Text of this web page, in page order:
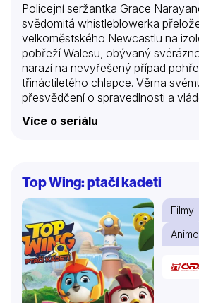
Policejní seržantka Grace
svědomitá whistleblowerka
velkoměstského Newcastlu na
pobřeží Walesu, obývaný
narazí na nevyřešený případ
třináctiletého chlapce. Věrna
přesvědčení o spravedlnosti a
odporu celé ostrovní komunity…
ceněných televizních projektech.
kombinace policejního procedurálu
hororem nabízí kromě napínavého
úvahu nad podstatou
Hlavní roli urputně zásadové
přesvědčivým způsobem ztvárnila
která na sebe poprvé upozornila
teenagerka v jedné z hlavních rolí
Více o seriálu
Top Wing: ptačí kadeti
Filmy